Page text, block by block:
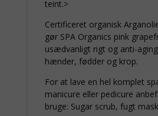
teint.>
Certificeret organisk
gør SPA Organics pink
usædvanligt rigt og anti-
hænder, fødder og krop.
For at lave en hel komplet
manicure eller pedicure
bruge: Sugar scrub, fugt